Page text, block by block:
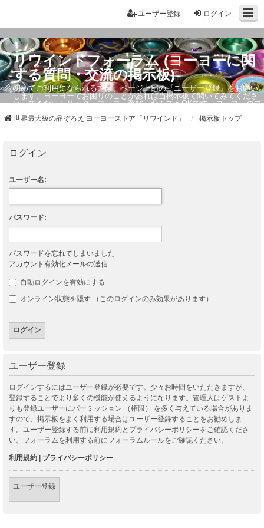
ログイン
ユーザー登録
リワインドフォーラム (ヨーヨーに関
する質問・交流の掲示板)
初めてご利用になられる方は、ページ上部の『ユーザー登録』をお願い
します。ヨーヨーでお困りのことがあれば当掲示板で聞いてみてくださ
い。できないトリック・ヨーヨー選び、なんでもOKです。ヨーヨーのプ
世界最大級の品ぞろえ ヨーヨーストア「リワインド」 掲示板トップ
ログイン
ユーザー名:
パスワード:
パスワードを忘れてしまいました
アカウント有効化メールの送信
自動ログインを有効にする
オンライン状態を隠す （このログインのみ効果があります）
ユーザー登録
ログインするにはユーザー登録が必要です。少々お時間をいただきますが、
登録することでより多くの機能が使えるようになります。管理人はゲストよ
りも登録ユーザーにパーミッション （権限） を多く与えている場合がありま
すので、掲示板をよく利用する場合はユーザー登録することをお勧めしま
す。ユーザー登録する前に利用規約とプライバシーポリシーをご確認くださ
い。フォーラムを利用する前にフォーラムルールをご確認ください。
利用規約 | プライバシーポリシー
ユーザー登録